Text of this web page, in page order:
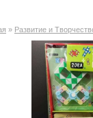
» Развитие и